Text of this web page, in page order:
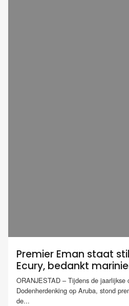
Premier Eman staat
Ecury, bedankt
ORANJESTAD – Tijdens de jaarlijkse
Dodenherdenking op Aruba, stond
de...